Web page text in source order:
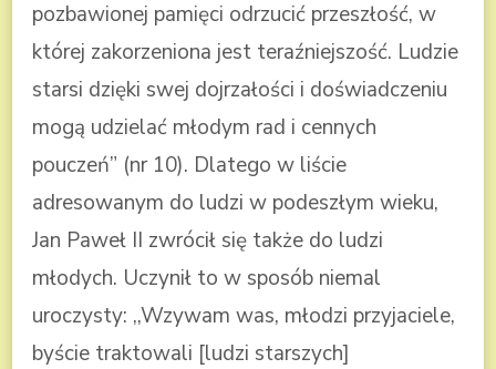
pozbawionej pamięci odrzucić przeszłość, w
której zakorzeniona jest teraźniejszość. Ludzie
starsi dzięki swej dojrzałości i doświadczeniu
mogą udzielać młodym rad i cennych
pouczeń” (nr 10). Dlatego w liście
adresowanym do ludzi w podeszłym wieku,
Jan Paweł II zwrócił się także do ludzi
młodych. Uczynił to w sposób niemal
uroczysty: ,,Wzywam was, młodzi przyjaciele,
byście traktowali [ludzi starszych]